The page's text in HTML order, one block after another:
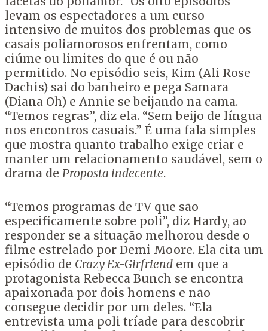
levam os espectadores a um curso
intensivo de muitos dos problemas que os
casais poliamorosos enfrentam, como
ciúme ou limites do que é ou não
permitido. No episódio seis, Kim (Ali Rose
Dachis) sai do banheiro e pega Samara
(Diana Oh) e Annie se beijando na cama.
“Temos regras”, diz ela. “Sem beijo de língua
nos encontros casuais.” É uma fala simples
que mostra quanto trabalho exige criar e
manter um relacionamento saudável, sem o
drama de Proposta indecente.
“Temos programas de TV que são
especificamente sobre poli”, diz Hardy, ao
responder se a situação melhorou desde o
filme estrelado por Demi Moore. Ela cita um
episódio de Crazy Ex-Girfriend em que a
protagonista Rebecca Bunch se encontra
apaixonada por dois homens e não
consegue decidir por um deles. “Ela
entrevista uma poli tríade para descobrir